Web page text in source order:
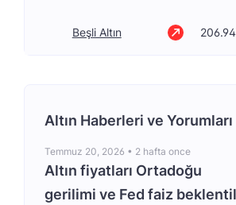
Beşli Altın
Altın Haberleri ve Yorumları
Temmuz 20, 2026 • 2 hafta once
Altın fiyatları Ortadoğu
gerilimi ve Fed faiz